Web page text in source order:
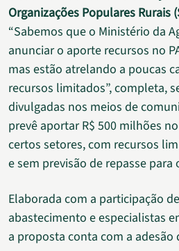
Organizações Populares Rurais
“Sabemos que o Ministério da
anunciar o aporte recursos no
mas estão atrelando a poucas
recursos limitados”, completa,
divulgadas nos meios de
prevê aportar R$ 500 milhões
certos setores, com recursos
e sem previsão de repasse para
Elaborada com a participação
abastecimento e especialistas
a proposta conta com a adesão